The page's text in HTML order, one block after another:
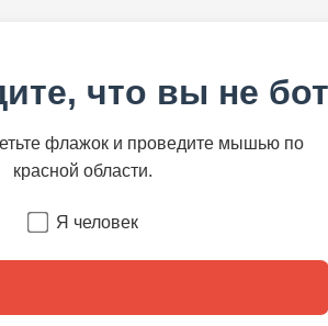
что вы не бот
флажок и проведите мышью по
красной области.
Я человек